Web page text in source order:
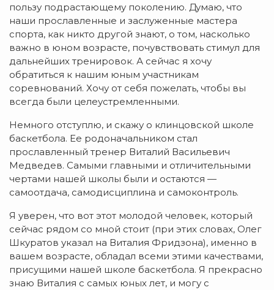
пользу подрастающему поколению. Думаю, что
наши прославленные и заслуженные мастера
спорта, как никто другой знают, о том, насколько
важно в юном возрасте, почувствовать стимул для
дальнейших тренировок. А сейчас я хочу
обратиться к нашим юным участникам
соревнований. Хочу от себя пожелать, чтобы вы
всегда были целеустремленными.
Немного отступлю, и скажу о клинцовской школе
баскетбола. Ее родоначальником стал
прославленный тренер Виталий Васильевич
Медведев. Самыми главными и отличительными
чертами нашей школы были и остаются —
самоотдача, самодисциплина и самоконтроль.
Я уверен, что вот этот молодой человек, который
сейчас рядом со мной стоит (при этих словах, Олег
Шкуратов указал на Виталия Фридзона), именно в
вашем возрасте, обладал всеми этими качествами,
присущими нашей школе баскетбола. Я прекрасно
знаю Виталия с самых юных лет, и могу с